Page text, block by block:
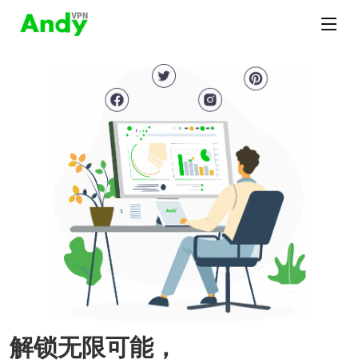
解锁无限可能，